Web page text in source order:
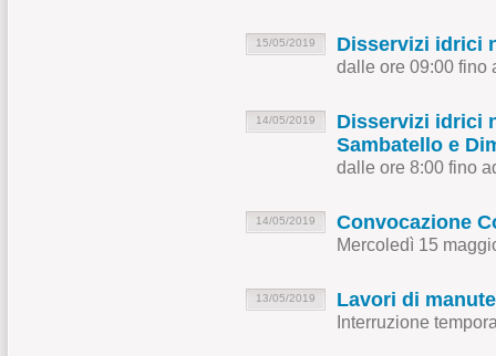
15/05/2019 Disservizi idrici
dalle ore 09:00 fino
14/05/2019
Disservizi idrici
Sambatello e
dalle ore 8:00 fino
14/05/2019 Convocazione
Mercoledì 15
13/05/2019 Lavori di
Interruzione